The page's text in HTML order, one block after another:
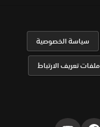
سياسة الخصوصية
ملفات تعريف الارتباط